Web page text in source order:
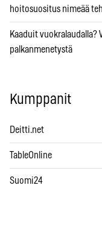
hoitosuositus nimeää
Kaaduit vuokralaudalla?
palkanmenetystä
Kumppanit
Deitti.net
TableOnline
Suomi24